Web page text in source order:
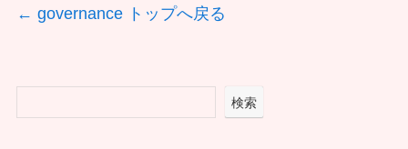
← governance トップへ戻る
検索